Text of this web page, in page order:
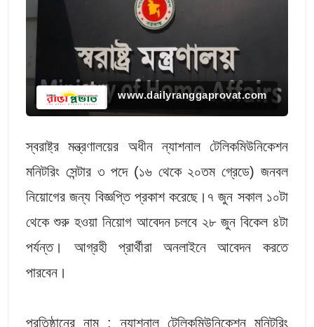
www.dailyranggaprovat.com
স্বরাষ্ট্র মন্ত্রণালয়ের অধীন ন্যাশনাল টেলিকমিউনিকেশন
মনিটরিং সেন্টার ৩ পদে (১৬ থেকে ২০তম গ্রেডে) জনবল
নিয়োগের জন্য বিজ্ঞপ্তি প্রকাশ করেছে।৭ জুন সকাল ১০টা
থেকে শুরু হওয়া নিয়োগ আবেদন চলবে ২৮ জুন বিকেল ৪টা
পর্যন্ত। আগ্রহী প্রার্থীরা অনলাইনে আবেদন করতে
পারবেন।
প্রতিষ্ঠানের নাম : ন্যাশনাল টেলিকমিউনিকেশন মনিটরিং